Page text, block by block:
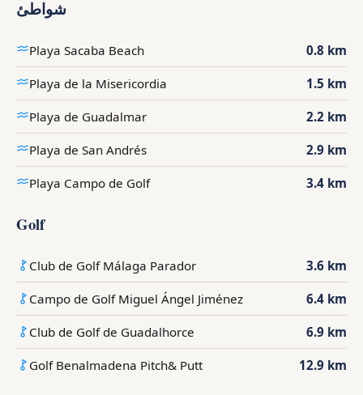
شواطئ
Playa Sacaba Beach 0.8 km
Playa de la Misericordia 1.5 km
Playa de Guadalmar 2.2 km
Playa de San Andrés 2.9 km
Playa Campo de Golf 3.4 km
Golf
Club de Golf Málaga Parador 3.6 km
Campo de Golf Miguel Ángel Jiménez 6.4 km
Club de Golf de Guadalhorce 6.9 km
Golf Benalmadena Pitch& Putt 12.9 km